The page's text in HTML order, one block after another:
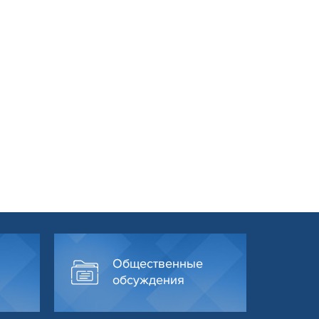
Общественные
обсуждения